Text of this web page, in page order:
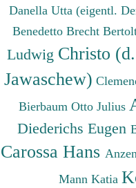
Danella Utta (eigentl.
Benedetto Brecht
Ludwig Christo
Jawaschew)
Bierbaum Otto Julius
Diederichs Eugen
Carossa Hans
Mann Katia